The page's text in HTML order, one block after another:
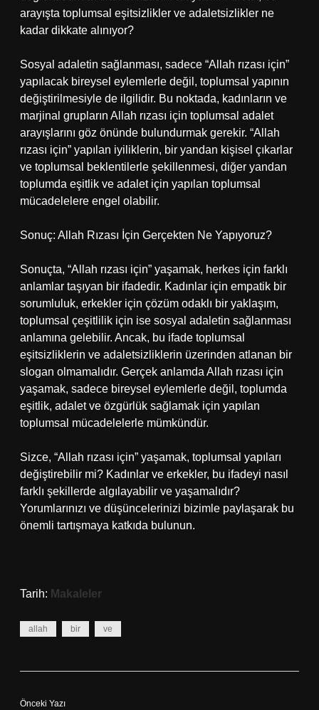
arayışta toplumsal eşitsizlikler ve adaletsizlikler ne
kadar dikkate alınıyor?
Sosyal adaletin sağlanması, sadece “Allah rızası için”
yapılacak bireysel eylemlerle değil, toplumsal yapının
değiştirilmesiyle de ilgilidir. Bu noktada, kadınların ve
marjinal grupların Allah rızası için toplumsal adalet
arayışlarını göz önünde bulundurmak gerekir. “Allah
rızası için” yapılan iyiliklerin, bir yandan kişisel çıkarlar
ve toplumsal beklentilerle şekillenmesi, diğer yandan
toplumda eşitlik ve adalet için yapılan toplumsal
mücadelelere engel olabilir.
Sonuç: Allah Rızası İçin Gerçekten Ne Yapıyoruz?
Sonuçta, “Allah rızası için” yaşamak, herkes için farklı
anlamlar taşıyan bir ifadedir. Kadınlar için empatik bir
sorumluluk, erkekler için çözüm odaklı bir yaklaşım,
toplumsal çeşitlilik için ise sosyal adaletin sağlanması
anlamına gelebilir. Ancak, bu ifade toplumsal
eşitsizliklerin ve adaletsizliklerin üzerinden atlanan bir
slogan olmamalıdır. Gerçek anlamda Allah rızası için
yaşamak, sadece bireysel eylemlerle değil, toplumda
eşitlik, adalet ve özgürlük sağlamak için yapılan
toplumsal mücadelelerle mümkündür.
Sizce, “Allah rızası için” yaşamak, toplumsal yapıları
değiştirebilir mi? Kadınlar ve erkekler, bu ifadeyi nasıl
farklı şekillerde algılayabilir ve yaşamalıdır?
Yorumlarınızı ve düşüncelerinizi bizimle paylaşarak bu
önemli tartışmaya katkıda bulunun.
Tarih: Makaleler
allah bir ve
Önceki Yazı